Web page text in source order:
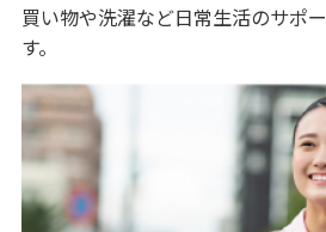
買い物や洗濯など日常生活のサポ
す。